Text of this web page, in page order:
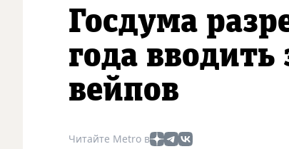
Госдума
года
вейпов
Читайте Metro в